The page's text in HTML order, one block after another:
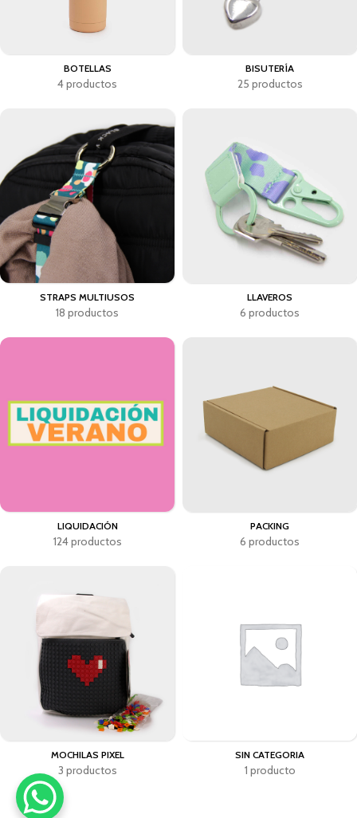
BOTELLAS
4 productos
BISUTERÍA
25 productos
STRAPS MULTIUSOS
18 productos
LLAVEROS
6 productos
LIQUIDACIÓN
124 productos
PACKING
6 productos
MOCHILAS PIXEL
3 productos
SIN CATEGORIA
1 producto